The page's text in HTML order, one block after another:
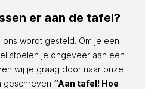
er aan de tafel?
wordt gesteld. Om je een
stoelen je ongeveer aan een
wij je graag door naar onze
geschreven “Aan tafel! Hoe